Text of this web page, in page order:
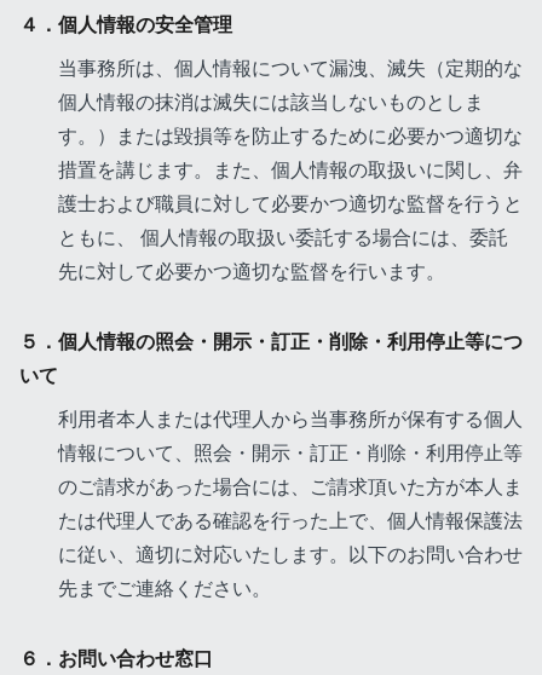
４．個人情報の安全管理
当事務所は、個人情報について漏洩、滅失（定期的な
個人情報の抹消は滅失には該当しないものとしま
す。）または毀損等を防止するために必要かつ適切な
措置を講じます。また、個人情報の取扱いに関し、弁
護士および職員に対して必要かつ適切な監督を行うと
ともに、 個人情報の取扱い委託する場合には、委託
先に対して必要かつ適切な監督を行います。
５．個人情報の照会・開示・訂正・削除・利用停止等につ
いて
利用者本人または代理人から当事務所が保有する個人
情報について、照会・開示・訂正・削除・利用停止等
のご請求があった場合には、ご請求頂いた方が本人ま
たは代理人である確認を行った上で、個人情報保護法
に従い、適切に対応いたします。以下のお問い合わせ
先までご連絡ください。
６．お問い合わせ窓口